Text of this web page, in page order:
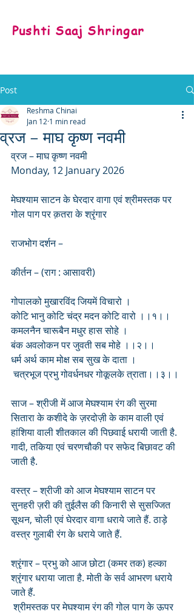
Pushti Saaj Shringar
Post
व्रज – माघ कृष्ण नवमी
Reshma Chinai
Jan 12 1 min read
व्रज – माघ कृष्ण नवमी
Monday, 12 January 2026
मेघश्याम साटन के घेरदार वागा एवं श्रीमस्तक पर
गोल पाग पर क़तरा के श्रृंगार
राजभोग दर्शन –
कीर्तन – (राग : आसावरी)
गोपालको मुखारविंद जियमें विचारो ।
कोटि भानु कोटि चंद्र मदन कोटि वारो ।।१।।
कमलनैन चारूबैन मधुर हास सोहे ।
बंक अवलोकन पर जुवती सब मोहे ।।२।।
धर्म अर्थ काम मोक्ष सब सुख के दाता ।
चत्रभूज प्रभु गोवर्धनधर गोकूलके त्राता।।३।।
साज – श्रीजी में आज मेघश्याम रंग की सुरमा
सितारा के कशीदे के ज़रदोज़ी के काम वाली एवं
हांशिया वाली शीतकाल की पिछवाई धरायी जाती है.
गादी, तकिया एवं चरणचौकी पर सफेद बिछावट की
जाती है.
वस्त्र – श्रीजी को आज मेघश्याम साटन पर
सुनहरी ज़री की तुईलैस की किनारी से सुसज्जित
सूथन, चोली एवं घेरदार वागा धराये जाते हैं. ठाड़े
वस्त्र गुलाबी रंग के धराये जाते हैं.
श्रृंगार – प्रभु को आज छोटा (कमर तक) हल्का
श्रृंगार धराया जाता है. मोती के सर्व आभरण धराये
जाते हैं.
श्रीमस्तक पर मेघश्याम रंग की गोल पाग के ऊपर